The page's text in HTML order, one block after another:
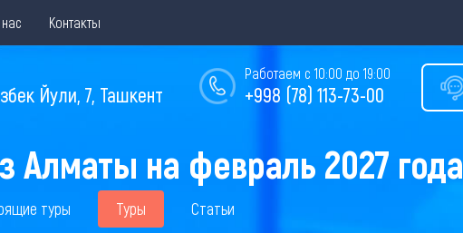
Контакты
Работаем с 10:00 до 19:00
+998 (78) 113-73-00
Йули, 7, Ташкент
Алматы на февраль 2027 года
туры Туры Статьи